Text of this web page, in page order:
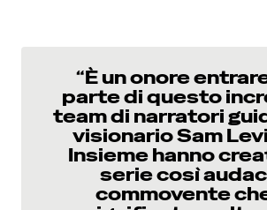
“È un onore
parte di questo
team di narratori
visionario Sam
Insieme hanno
serie così
commovente